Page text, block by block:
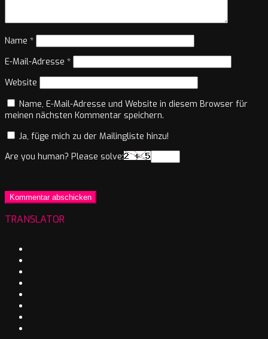
Name *
E-Mail-Adresse *
Website
Name, E-Mail-Adresse und Website in diesem Browser für
meinen nächsten Kommentar speichern.
Ja, füge mich zu der Mailingliste hinzu!
Are you human? Please solve:
TRANSLATOR